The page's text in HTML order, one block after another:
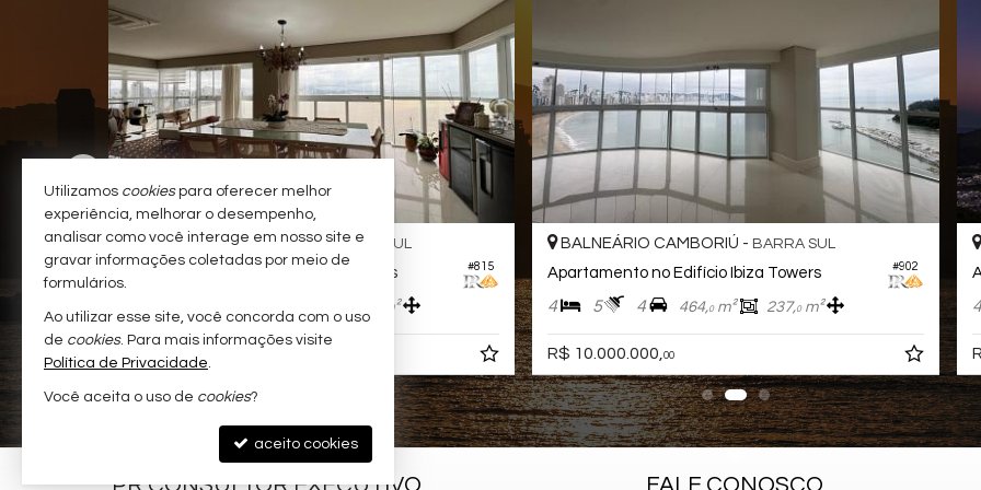
#780 #815
BALNEÁRIO CAMBORIÚ -BARRA SUL
Apartamento no Edifício Ibiza Towers
464, m²
R$ 10.000.000,
#902
BALNEÁRIO CAMBORIÚ - BARRA SUL
Apartamento no Edifício Ibiza Towers
4 5 4 464,0m² 237,0m²
R$ 10.000.000,00
4
PR CONSULTOR EXECUTIVO FALE CONOSCO
Utilizamos cookiespara oferecer melhor
experiência, melhorar o desempenho,
analisar como você interage em nosso site e
gravar informações coletadas por meio de
formulários.
Ao utilizar esse site, você concorda com o uso
de cookies. Para mais informações visite
Política de Privacidade.
Você aceita o uso de cookies?
aceito cookies